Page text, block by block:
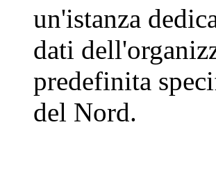
un'istanza
dati
predefinita
del Nord.